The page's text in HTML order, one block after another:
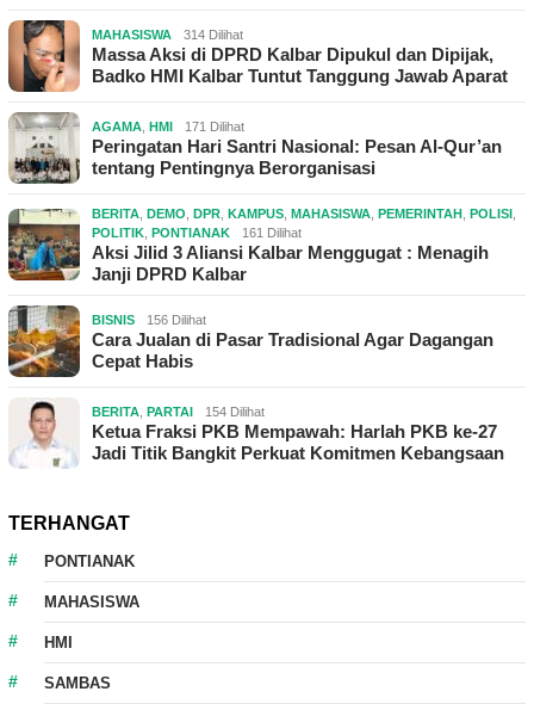
MAHASISWA 314 Dilihat
Massa Aksi di DPRD Kalbar Dipukul dan Dipijak,
Badko HMI Kalbar Tuntut Tanggung Jawab Aparat
AGAMA HMI 171 Dilihat
Peringatan Hari Santri Nasional: Pesan Al-Qur’an
tentang Pentingnya Berorganisasi
BERITA DEMO DPR KAMPUS MAHASISWA PEMERINTAH POLISI
POLITIK PONTIANAK 161 Dilihat
Aksi Jilid 3 Aliansi Kalbar Menggugat : Menagih
Janji DPRD Kalbar
BISNIS 156 Dilihat
Cara Jualan di Pasar Tradisional Agar Dagangan
Cepat Habis
BERITA PARTAI 154 Dilihat
Ketua Fraksi PKB Mempawah: Harlah PKB ke-27
Jadi Titik Bangkit Perkuat Komitmen Kebangsaan
TERHANGAT
PONTIANAK
MAHASISWA
HMI
SAMBAS